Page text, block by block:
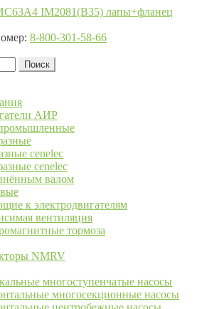
8-800-301-58-66
Поиск
АИР
cenelec
cenelec
валом
к электродвигателям
вентиляция
тормоза
NMRV
многоступенчатые насосы
многосекционные насосы